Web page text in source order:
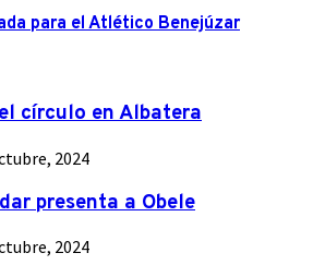
para el Atlético Benejúzar
círculo en Albatera
2024
presenta a Obele
2024